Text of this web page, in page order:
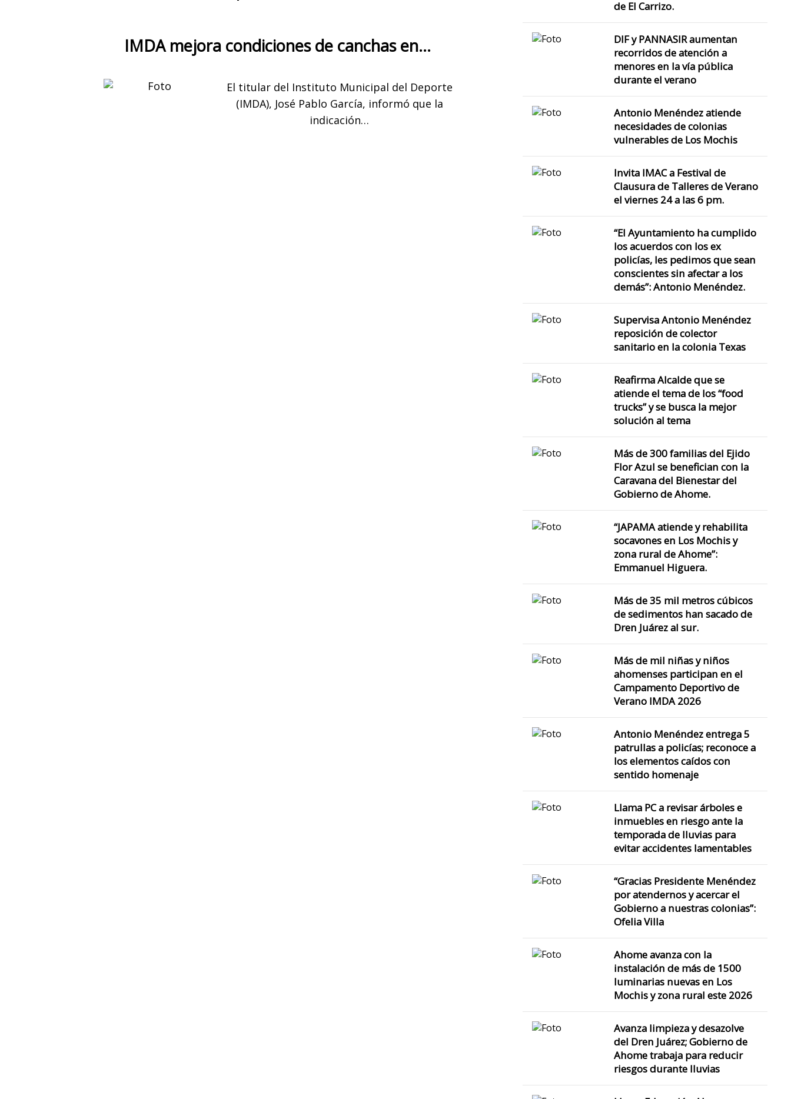
IMDA mejora condiciones de canchas en…
El titular del Instituto Municipal del Deporte
(IMDA), José Pablo García, informó que la
indicación…
Se han instalado más de
El Alcalde Antonio
de El Carrizo.
DIF y PANNASIR aumentan
recorridos de atención a
menores en la vía pública
durante el verano
Antonio Menéndez atiende
necesidades de colonias
vulnerables de Los Mochis
Invita IMAC a Festival de
Clausura de Talleres de Verano
el viernes 24 a las 6 pm.
“El Ayuntamiento ha cumplido
los acuerdos con los ex
policías, les pedimos que sean
conscientes sin afectar a los
demás”: Antonio Menéndez.
Supervisa Antonio Menéndez
reposición de colector
sanitario en la colonia Texas
Reafirma Alcalde que se
atiende el tema de los “food
trucks” y se busca la mejor
solución al tema
Más de 300 familias del Ejido
Flor Azul se benefician con la
Caravana del Bienestar del
Gobierno de Ahome.
“JAPAMA atiende y rehabilita
socavones en Los Mochis y
zona rural de Ahome”:
Emmanuel Higuera.
Más de 35 mil metros cúbicos
de sedimentos han sacado de
Dren Juárez al sur.
Más de mil niñas y niños
ahomenses participan en el
Campamento Deportivo de
Verano IMDA 2026
Antonio Menéndez entrega 5
patrullas a policías; reconoce a
los elementos caídos con
sentido homenaje
Llama PC a revisar árboles e
inmuebles en riesgo ante la
temporada de lluvias para
evitar accidentes lamentables
“Gracias Presidente Menéndez
por atendernos y acercar el
Gobierno a nuestras colonias”:
Ofelia Villa
Ahome avanza con la
instalación de más de 1500
luminarias nuevas en Los
Mochis y zona rural este 2026
Avanza limpieza y desazolve
del Dren Juárez; Gobierno de
Ahome trabaja para reducir
riesgos durante lluvias